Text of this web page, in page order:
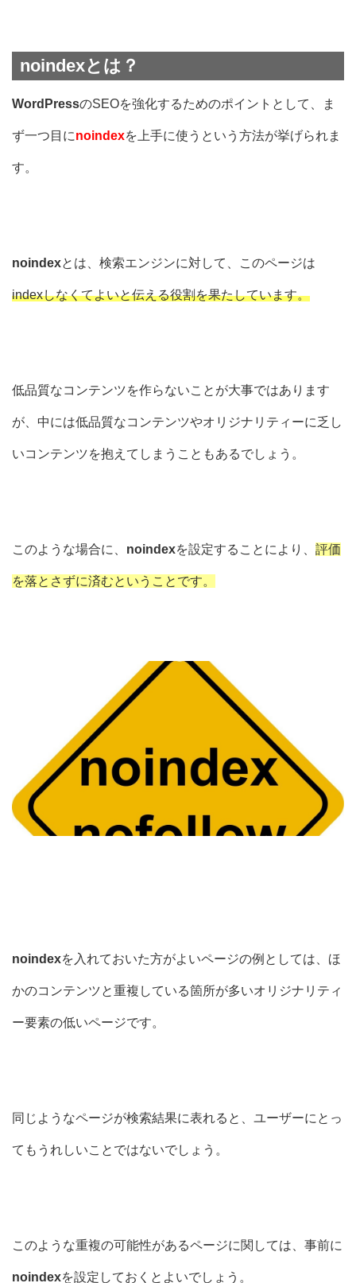
noindexとは？
WordPressのSEOを強化するためのポイント として、ま
ず一つ目にnoindexを上手に使うという方法が挙げられま
す。
noindexとは、検索エンジンに対して、このページは
indexしなくてよいと伝える役割を果たしています。
低品質なコンテンツを作らないことが大事ではあります
が、中には低品質なコンテンツやオリジナリティーに乏し
いコンテンツを抱えてしまうこともあるでしょう。
このような場合に、 noindexを設定することにより、 評価
を落とさずに済むということです。
noindexを入れておいた方がよいページの例としては、 ほ
かのコンテンツと重複している箇所が多いオリジナリティ
ー要素の低いページです。
同じようなページが検索結果に表れると、ユーザーにとっ
てもうれしいことではないでしょう。
このような重複の可能性があるページに関しては、事前に
noindexを設定しておくとよいでしょう。